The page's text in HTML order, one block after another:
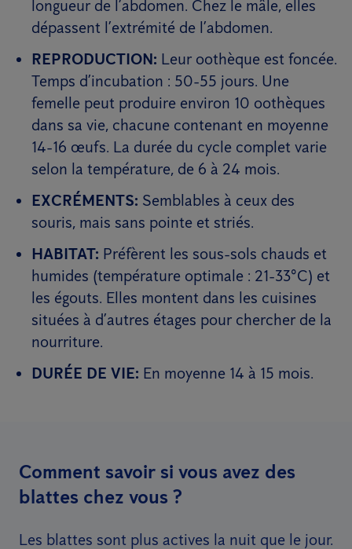
longueur de l’abdomen. Chez le mâle, elles
dépassent l’extrémité de l’abdomen.
REPRODUCTION: Leur oothèque est foncée.
Temps d’incubation : 50-55 jours. Une
femelle peut produire environ 10 oothèques
dans sa vie, chacune contenant en moyenne
14-16 œufs. La durée du cycle complet varie
selon la température, de 6 à 24 mois.
EXCRÉMENTS: Semblables à ceux des
souris, mais sans pointe et striés.
HABITAT: Préfèrent les sous-sols chauds et
humides (température optimale : 21-33°C) et
les égouts. Elles montent dans les cuisines
situées à d’autres étages pour chercher de la
nourriture.
DURÉE DE VIE: En moyenne 14 à 15 mois.
Comment savoir si vous avez des
blattes chez vous ?
Les blattes sont plus actives la nuit que le jour.